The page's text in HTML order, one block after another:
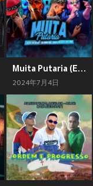
Muita Putaria (Explicit)
2024年7月4日